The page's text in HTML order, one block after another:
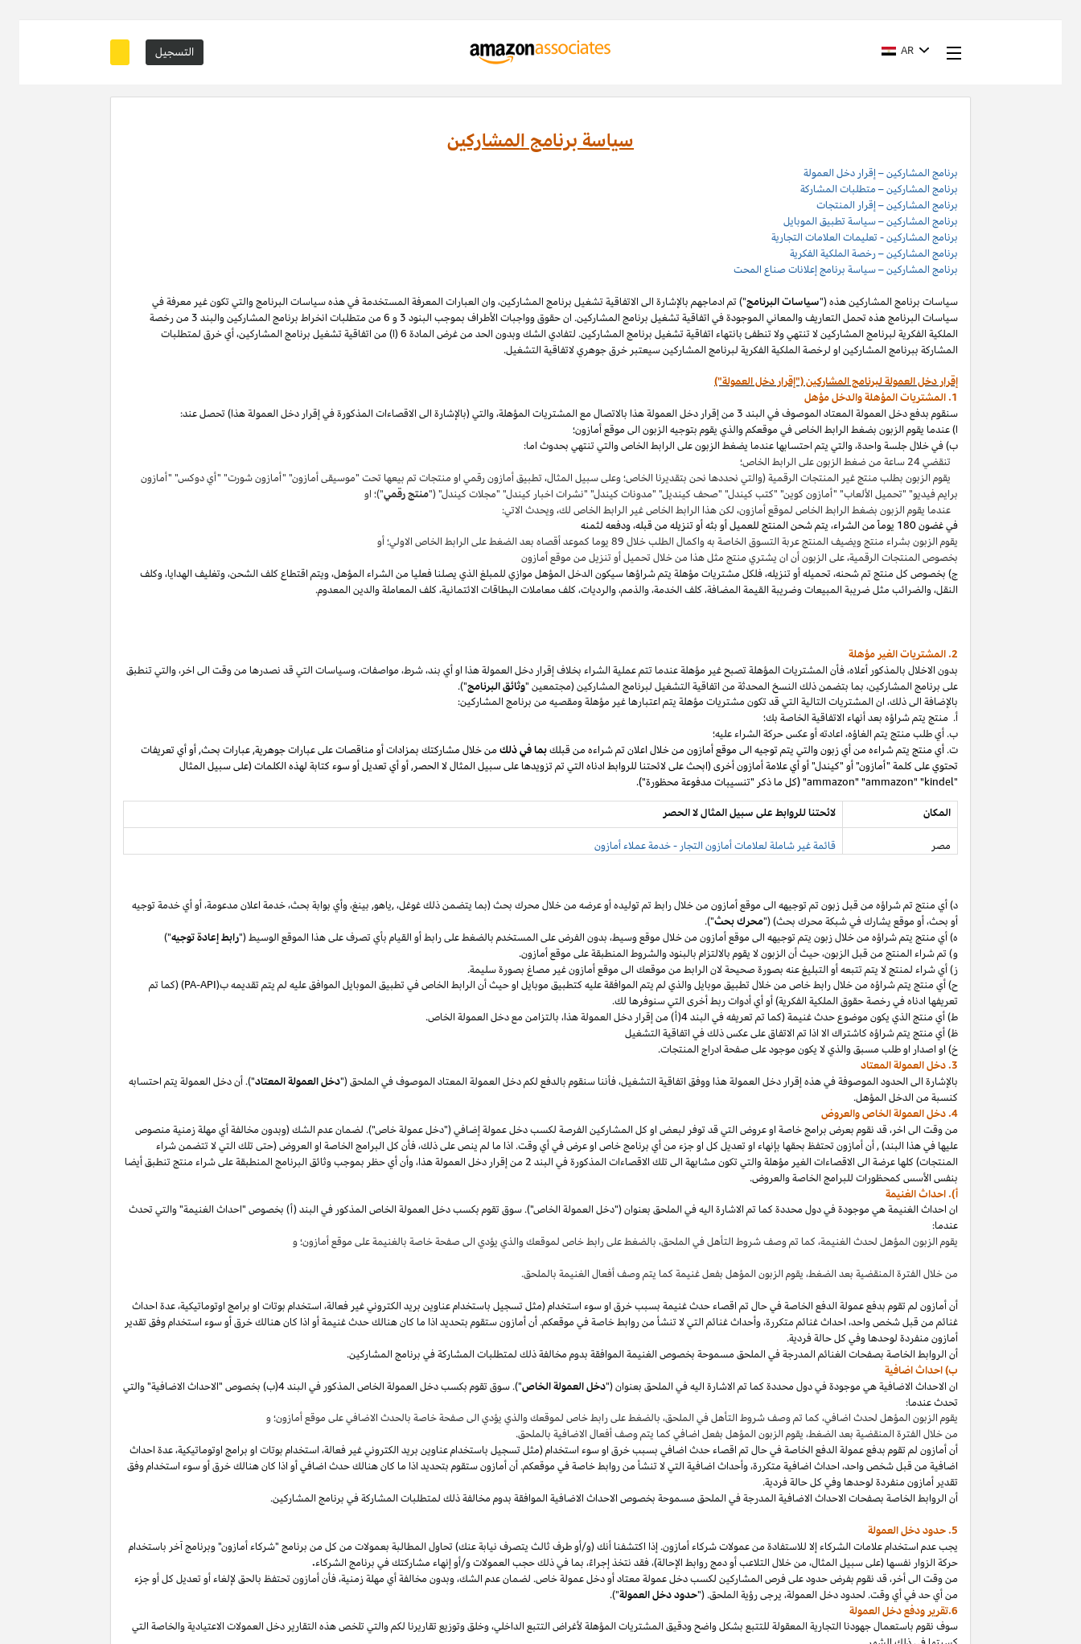
التسجيل AR
سياسة برنامج المشاركين
برنامج المشاركين – إقرار دخل العمولة
برنامج المشاركين – متطلبات المشاركة
برنامج المشاركين – إقرار المنتجات
برنامج المشاركين – سياسة تطبيق الموبايل
برنامج المشاركين - تعليمات العلامات التجارية
برنامج المشاركين – رخصة الملكية الفكرية
برنامج المشاركين – سياسة برنامج إعلانات صناع المحت
سياسات برنامج المشاركين هذه ("سياسات البرنامج") تم ادماجهم بالإشارة الى الاتفاقية تشغيل برنامج المشاركين، وان العبارات المعرفة المستخدمة في هذه سياسات البرنامج والتي تكون غير معرفة في
سياسات البرنامج هذه تحمل التعاريف والمعاني الموجودة في اتفاقية تشغيل برنامج المشاركين. ان حقوق وواجبات الأطراف بموجب البنود 3
و 6
من متطلبات انخراط برنامج المشاركين والبند 3 من رخصة
الملكية الفكرية لبرنامج المشاركين لا تنتهي ولا تنطفئ بانتهاء اتفاقية تشغيل برنامج المشاركين. لتفادي الشك وبدون الحد من غرض المادة 6 (ا) من اتفاقية تشغيل برنامج المشاركين، أي خرق لمتطلبات
المشاركة ببرنامج المشاركين او لرخصة الملكية الفكرية لبرنامج المشاركين سيعتبر خرق جوهري لاتفاقية التشغيل.
إقرار دخل العمولة لبرنامج المشاركين ("إقرار دخل العمولة")
1. المشتريات المؤهلة والدخل مؤهل
سنقوم بدفع دخل العمولة المعتاد الموصوف في البند 3 من إقرار دخل العمولة هذا بالاتصال مع المشتريات المؤهلة
،والتي (بالإشارة الى الاقصاءات المذكورة في إقرار دخل العمولة هذا) تحصل عند:
ا) عندما يقوم الزبون بضغط الرابط الخاص في موقعكم والذي يقوم بتوجيه الزبون الى موقع أمازون؛
ب) في خلال جلسة واحدة،والتي يتم احتسابها عندما يضغط الزبون على الرابط الخاص والتي تنتهي بحدوث اما:
تنقضي 24 ساعة من ضغط الزبون على الرابط الخاص؛
يقوم الزبون بطلب منتج غير المنتجات الرقمية (والتي نحددها نحن بتقديرنا الخاص؛وعلى سبيل المثال، تطبيق أمازون رقمي او منتجات تم بيعها تحت "موسيقى أمازون" "أمازون شورت" "أي دوكس" "أمازون
برايم فيديو" "تحميل الألعاب" "أمازون كوين" "كتب كيندل" "صحف كينديل" "مدونات كيندل" "نشرات اخبار كيندل" "مجلات كيندل" ("منتج رقمي")؛ او
عندما يقوم الزبون بضغط الرابط الخاص لموقع أمازون، لكن هذا الرابط الخاص غير الرابط الخاص لك،ويحدث الاتي:
في غضون180 يوماً من الشراء، يتم شحن المنتج للعميل أو بثه أو تنزيله من قبله، ودفعه لثمنه
يقوم الزبون بشراء منتج ويضيف المنتج عربة التسوق الخاصة به واكمال الطلب خلال 89 يوما كموعد أقصاه بعد الضغط على الرابط الخاص الاولي؛ أو
بخصوص المنتجات الرقمية،على الزبون أن ان يشتري منتج مثل هذا من خلال تحميل أو تنزيل من موقع أمازون
ج) بخصوص كل منتج تم شحنه، تحميله أو تنزيله،فلكل مشتريات مؤهلة يتمشراؤهاسيكون الدخل المؤهل موازي للمبلغ الذي يصلنا فعليا من الشراء المؤهل،ويتم اقتطاع كلف الشحن،وتغليف الهدايا،وكلف
النقل،والضرائب مثل ضريبة المبيعات وضريبة القيمة المضافة، كلف الخدمة،والذمم،والرديات، كلف معاملات البطاقات الائتمانية، كلف المعاملة والدين المعدوم.
2. المشتريات
الغير مؤهلة
بدون الاخلال بالمذكور أعلاه،فأن المشتريات المؤهلة تصبح غير مؤهلة عندما تتم عملية الشراء بخلاف إقرار دخل العمولة هذا او أي بند،شرط، مواصفات،وسياسات التي قد نصدرها من وقت الى اخر،والتي تنطبق
على برنامج المشاركين، بما بتضمن ذلك النسخ المحدثة من اتفاقية التشغيل لبرنامج المشاركين (مجتمعين "وثائق البرنامج").
بالإضافة الى ذلك، ان المشتريات التالية التي قد تكون مشتريات مؤهلة يتم اعتبارها غير مؤهلة ومقصيه من برنامج المشاركين:
أ. منتج يتمشراؤه بعد أنهاء الاتفاقية الخاصة بك؛
ب. أي طلب منتج يتم الغاؤه، اعادته أو عكس حركة الشراء عليه؛
ت. أي منتج يتم شراءه من أي زبون والتي يتم توجيه الى موقع أمازون من خلال اعلان تم شراءه من قبلكبما في ذلك من خلال مشاركتك بمزادات أو مناقصات على عبارات جوهرية, عبارات بحث, أو أي تعريفات
تحتوي على كلمة "أمازون" أو "كيندل" أو أي علامة أمازون أخرى (ابحث على لائحتنا للروابط ادناه التي تم تزويدها على سبيل المثال لا الحصر, أو أي تعديل أو سوء كتابة لهذه الكلمات (على سبيل المثال
"ammazon" "ammazon" "kindel" (كل ما ذكر "تنسيبات مدفوعة محظورة").
المكان
لائحتنا للروابط على سبيل المثال لا الحصر
مصر قائمة غير شاملة لعلامات أمازون التجار - خدمة عملاء أمازون
د) أي منتج تمشراؤه من قبل زبون تم توجيهه الى موقع أمازون من خلال رابط تم توليده أو عرضه من خلال محرك بحث (بما يتضمن ذلكغوغل،,ياهو, بينغ،وأي بوابة بحث،خدمة اعلان مدعومة،أوأي خدمة توجيه
أو بحث،أو موقع يشارك في شبكة محرك بحث) ("محرك بحث").
ه) أي منتج يتمشراؤه من خلال زبون يتم توجيهه الى موقع أمازون من خلال موقعوسيط، بدون الفرض على المستخدم بالضغط على رابط أو القيام بأي تصرف على هذا الموقع الوسيط ("رابط إعادة توجيه")
و) تم شراء المنتج من قبل الزبون،حيثأن الزبون لا يقوم بالالتزام بالبنودوالشروط المنطبقةعلى موقع أمازون.
ز) أي شراء لمنتج لا يتم تتبعه أو التبليغ عنه بصورة صحيحة لان الرابط من موقعك الى موقع أمازون غير مصاغ بصورة سليمة.
ح) أي منتج يتمشراؤه من خلال رابط خاص من خلال تطبيق موبايلوالذي لم يتم الموافقة عليه كتطبيق موبايل او حيثأن الرابط الخاص في تطبيق الموبايل الموافقعليه لم يتم تقديمه ب(PA-API) (كما تم
تعريفها ادناه في رخصة حقوق الملكية الفكرية) أو أي أدوات ربط أخرى التي سنوفرها لك.
ط) أي منتج الذي يكون موضوع حدث غنيمة (كما تم تعريفه في البند 4(أ) من إقرار دخل العمولة
هذا، بالتزامن مع دخل العمولة الخاص.
ظ) أي منتج يتمشراؤه كاشتراك الا اذا تم الاتفاق على عكس ذلك في اتفاقية التشغيل
خ) او اصدار او طلب مسبق والذي لا يكون موجود على صفحة ادراج المنتجات.
3. دخل العمولة المعتاد
بالإشارة الى الحدود الموصوفة في هذه إقرار دخل العمولة هذا ووفق اتفاقية التشغيل،فأننا سنقوم بالدفع لكم دخل العمولة المعتاد الموصوف في الملحق ("دخل العمولة المعتاد"). أن دخل العمولة يتم احتسابه
كنسبة من الدخل المؤهل.
4. دخل العمولة الخاص والعروض
من وقت الى اخر،قد نقوم بعرض برامج خاصة او عروض التي قد توفر لبعض او كل المشاركين الفرصة لكسب دخل عمولة إضافي ("دخل عمولة خاص"). لضمان عدم الشك (وبدون مخالفة أي مهلة زمنية منصوص
عليها في هذا البند)
,أن أمازون تحتفظ بحقها بإنهاء او تعديل كل او جزء من أي برنامج خاص او عرض في أي وقت. اذا ما لم ينص علىذلك،فأن كل البرامج الخاصة او العروض (حتى تلك التي لا تتضمن شراء
المنتجات) كلها عرضة الى الاقصاءات الغير مؤهلةوالتي تكون مشابهة الى تلك الاقصاءات المذكورة في البند 2 من إقرار دخل العمولةهذا،وأن أي حظر بموجب وثائق البرنامج المنطبقة على شراء منتج تنطبق أيضا
بنفس الأسس كمحظورات للبرامج الخاصة والعروض.
أ). احداث الغنيمة
ان احداث الغنيمة هي موجودة في دول محددة كما تم الاشارة اليه في الملحق بعنوان ("دخل العمولة الخاص"). سوق تقوم بكسب دخل العمولة الخاص المذكور في البند (أ) بخصوص "احداث الغنيمة" والتي تحدث
عندما:
يقوم الزبون المؤهل لحدث الغنيمة، كما تم وصف شروط التأهل في الملحق، بالضغط على رابط خاص لموقعك والذي يؤدي الى صفحة خاصة بالغنيمة على موقع أمازون؛ و
من خلال الفترة المنقضية بعد الضغط، يقوم الزبون المؤهل بفعل غنيمة كما يتم وصف أفعال الغنيمة بالملحق.
أن أمازون لم تقوم بدفع عمولة الدفع الخاصة في حال تم اقصاء حدث غنيمة بسبب خرق او سوء استخدام (مثل تسجيل باستخدام عناوين بريد الكتروني غير فعالة، استخدام بوتات او برامج اوتوماتيكية،عدة احداث
غنائم من قبل شخصواحد، احداث غنائم متكررة،وأحداث غنائم التي لا تنشأ من روابط خاصة في موقعكم. أن أمازون ستقوم بتحديد اذا ما كان هنالك حدث غنيمة أو اذا كان هنالك خرق أو سوء استخدام وفق تقدير
أمازون منفردة لوحدها وفي كل حالة فردية.
أن الروابط الخاصة بصفحات الغنائم المدرجة في الملحق مسموحة بخصوص الغنيمة الموافقة بدوم مخالفة ذلك لمتطلبات المشاركة في برنامج المشاركين.
ب) احداث اضافية
ان الاحداث الاضافية هي موجودة في دول محددة كما تم الاشارة اليه في الملحق بعنوان ("دخل العمولة الخاص
"). سوق تقوم بكسب دخل العمولة الخاص المذكور في البند 4(ب) بخصوص "الاحداث الاضافية" والتي
تحدث عندما:
يقوم الزبون المؤهل لحدث اضافي، كما تم وصف شروط التأهل في الملحق، بالضغط على رابط خاص لموقعك والذي يؤدي الى صفحة خاصة بالحدث الاضافي على موقع أمازون؛ و
من خلال الفترة المنقضية بعد الضغط، يقوم الزبون المؤهل بفعل اضافي كما يتم وصف أفعال الاضافية بالملحق.
أن أمازون لم تقوم بدفع عمولة الدفع الخاصة في حال تم اقصاء حدث اضافي بسبب خرق او سوء استخدام (مثل تسجيل باستخدام عناوين بريد الكتروني غيرفعالة، استخدام بوتات او برامج اوتوماتيكية،عدة احداث
اضافية من قبل شخصواحد، احداث اضافية متكررة،وأحداث اضافية التي لا تنشأ من روابط خاصة في موقعكم. أن أمازون ستقوم بتحديد اذا ما كان هنالك حدث اضافي أو اذا كان هنالك خرق أو سوء استخدام وفق
تقدير أمازون منفردة لوحدها وفي كل حالة فردية.
أن الروابط الخاصة بصفحات الاحداث الاضافية المدرجة في الملحق مسموحة بخصوص الاحداث الاضافية الموافقة بدوم مخالفة ذلك لمتطلبات المشاركة في برنامج المشاركين.
5. حدود دخل العمولة
يجب عدم استخدام علامات الشركاء إلا للاستفادة من عمولات شركاء أمازون. إذا اكتشفنا أنك (و/أو طرف ثالث يتصرف نيابة عنك) تحاول المطالبة بعمولات من كل من برنامج "شركاء أمازون" وبرنامج آخر باستخدام
حركة الزوار نفسها (على سبيل المثال، من خلال التلاعب أو دمج روابط الإحالة)، فقد نتخذ إجراءً، بما في ذلك حجب العمولات و/أو إنهاء مشاركتك في برنامج الشركاء.
من وقت الىأخر،قد نقوم بفرض حدود على فرص المشاركين لكسب دخل عمولة معتاد أو دخل عمولة خاص. لضمان عدم الشك،وبدون مخالفة أي مهلةزمنية،فأن أمازون تحتفظ بالحق لإلغاء أو تعديل كل أو جزء
من أي حد في أي وقت. لحدود دخل العمولة، يرجى رؤية الملحق. ("حدود دخل العمولة").
6.تقرير ودفع دخل العمولة
سوف نقوم باستعمال جهودنا التجارية المعقولة للتتبع بشكل واضح ودقيق المشتريات المؤهلة لأغراض التتبع الداخلي،وخلق وتوزيع تقاريرنا لكم والتي تلخص هذه التقارير دخل العمولات الاعتيادية والخاصة التي